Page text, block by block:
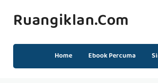
Ruangiklan.com
Home Ebook Percuma